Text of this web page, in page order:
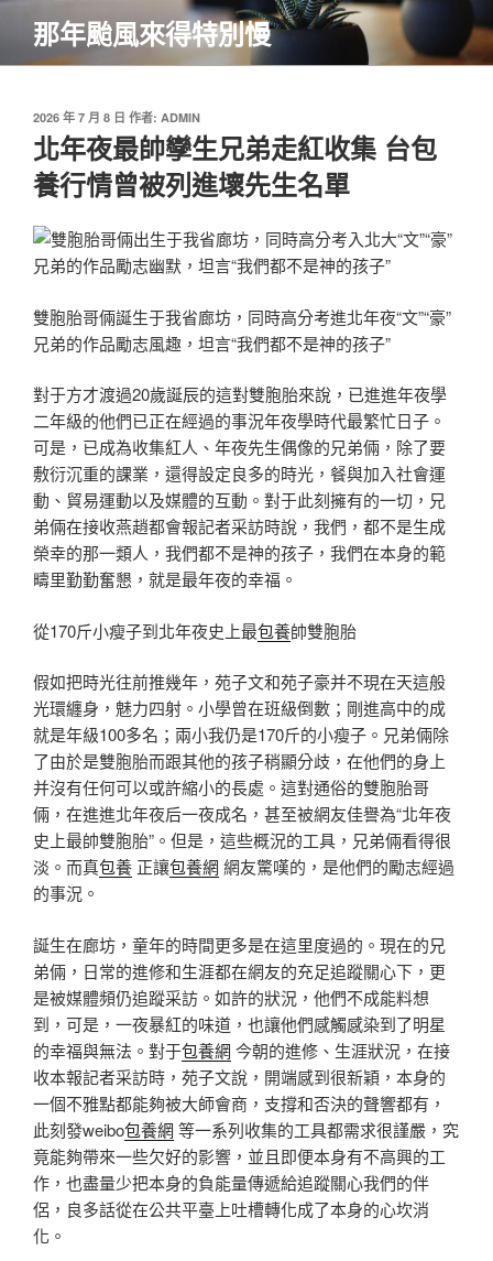
主
那年颱風來得特別慢
發
佈
於
2026 年 7 月 8 日 作者: ADMIN
北年夜最帥孿生兄弟走紅收集 台包
養行情曾被列進壞先生名單
雙胞胎哥倆誕生于我省廊坊，同時高分考進北年夜“文”“豪”
兄弟的作品勵志風趣，坦言“我們都不是神的孩子”
對于方才渡過20歲誕辰的這對雙胞胎來說，已進進年夜學
二年級的他們已正在經過的事況年夜學時代最繁忙日子。
可是，已成為收集紅人、年夜先生偶像的兄弟倆，除了要
敷衍沉重的課業，還得設定良多的時光，餐與加入社會運
動、貿易運動以及媒體的互動。對于此刻擁有的一切，兄
弟倆在接收燕趙都會報記者采訪時說，我們，都不是生成
榮幸的那一類人，我們都不是神的孩子，我們在本身的範
疇里勤勤奮懇，就是最年夜的幸福。
從170斤小瘦子到北年夜史上最包養帥雙胞胎
假如把時光往前推幾年，苑子文和苑子豪并不現在天這般
光環纏身，魅力四射。小學曾在班級倒數；剛進高中的成
就是年級100多名；兩小我仍是170斤的小瘦子。兄弟倆除
了由於是雙胞胎而跟其他的孩子稍顯分歧，在他們的身上
并沒有任何可以或許縮小的長處。這對通俗的雙胞胎哥
倆，在進進北年夜后一夜成名，甚至被網友佳譽為“北年夜
史上最帥雙胞胎”。但是，這些概況的工具，兄弟倆看得很
淡。而真包養 正讓包養網 網友驚嘆的，是他們的勵志經過
的事況。
誕生在廊坊，童年的時間更多是在這里度過的。現在的兄
弟倆，日常的進修和生涯都在網友的充足追蹤關心下，更
是被媒體頻仍追蹤采訪。如許的狀況，他們不成能料想
到，可是，一夜暴紅的味道，也讓他們感觸感染到了明星
的幸福與無法。對于包養網 今朝的進修、生涯狀況，在接
收本報記者采訪時，苑子文說，開端感到很新穎，本身的
一個不雅點都能夠被大師會商，支撐和否決的聲響都有，
此刻發weibo包養網 等一系列收集的工具都需求很謹嚴，究
竟能夠帶來一些欠好的影響，並且即便本身有不高興的工
作，也盡量少把本身的負能量傳遞給追蹤關心我們的伴
侶，良多話從在公共平臺上吐槽轉化成了本身的心坎消
化。